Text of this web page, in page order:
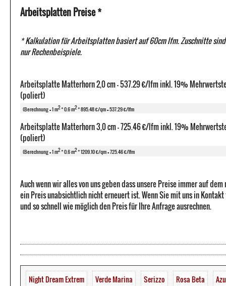
Arbeitsplatten Preise *
* Kalkulation für Arbeitsplatten basiert auf 60cm lfm. Zuschnitte
nur Rechenbeispiele.
Arbeitsplatte Matterhorn 2,0 cm - 537.29 €/lfm inkl. 19%
(poliert)
(Berechnung = 1 m2* 0.6 m2* 895.48 €/qm = 537.29 €/lfm
Arbeitsplatte Matterhorn 3,0 cm - 725.46 €/lfm inkl. 19%
(poliert)
(Berechnung = 1 m2* 0.6 m2* 1209.10 €/qm = 725.46 €/lfm
Auch wenn wir alles von uns geben dass unsere Preise immer auf
ein Preis unabsichtlich nicht erneuert ist. Wenn Sie mit uns in
und so schnell wie möglich den Preis für Ihre Anfrage ausrechnen.
Night Dream Extrem Verde Marina Serizzo Rosa Beta